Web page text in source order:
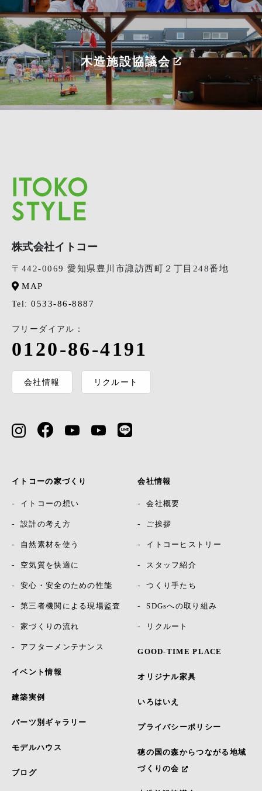
木造施設協議会
株式会社イトコー
〒442-0069 愛知県豊川市諏訪西町２丁目248番地
MAP
Tel: 0533-86-8887
フリーダイアル：
0120-86-4191
会社情報 リクルート
イトコーの家づくり
イトコーの想い
設計の考え方
自然素材を使う
空気質を快適に
安心・安全のための性能
第三者機関による現場監査
家づくりの流れ
アフターメンテナンス
イベント情報
建築実例
パーツ別ギャラリー
モデルハウス
ブログ
会社情報
会社概要
ご挨拶
イトコーヒストリー
スタッフ紹介
つくり手たち
SDGsへの取り組み
リクルート
GOOD-TIME PLACE
オリジナル家具
いろはいえ
プライバシーポリシー
穂の国の森からつながる地域
づくりの会